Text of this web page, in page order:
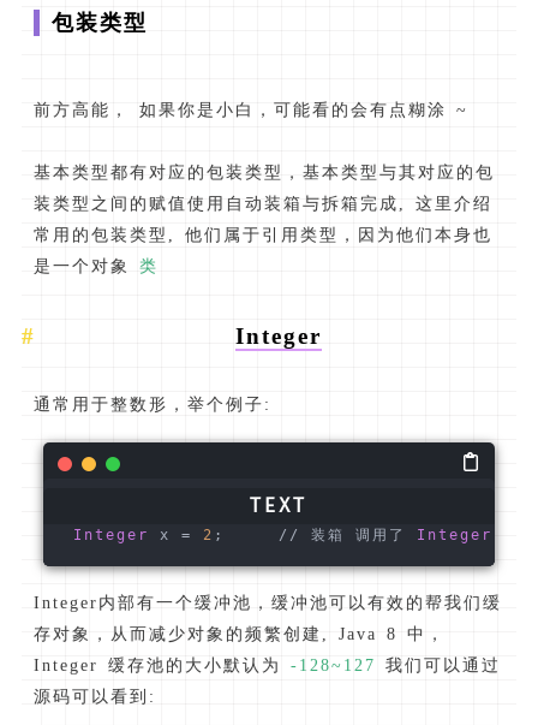
包装类型
前方高能， 如果你是小白，可能看的会有点糊涂 ~
基本类型都有对应的包装类型，基本类型与其对应的包
装类型之间的赋值使用自动装箱与拆箱完成, 这里介绍
常用的包装类型, 他们属于引用类型，因为他们本身也
是一个对象 类
Integer
通常用于整数形，举个例子:
Integer x = 2 ;     // 装箱 调用了 Integer
Integer内部有一个缓冲池，缓冲池可以有效的帮我们缓
存对象，从而减少对象的频繁创建, Java 8 中，
Integer 缓存池的大小默认为 -128~127
我们可以通过
源码可以看到: